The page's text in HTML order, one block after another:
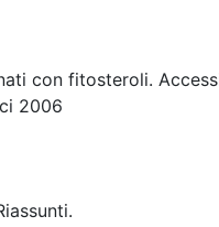
con fitosteroli.
2006